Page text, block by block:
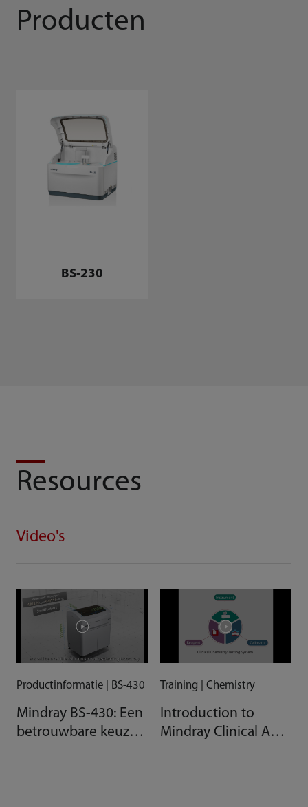
Producten
BS-230
Resources
Video's
Productinformatie | BS-430
Mindray BS-430: Een
betrouwbare keuze
Training | Chemistry
Introduction to
Mindray Clinical AAA